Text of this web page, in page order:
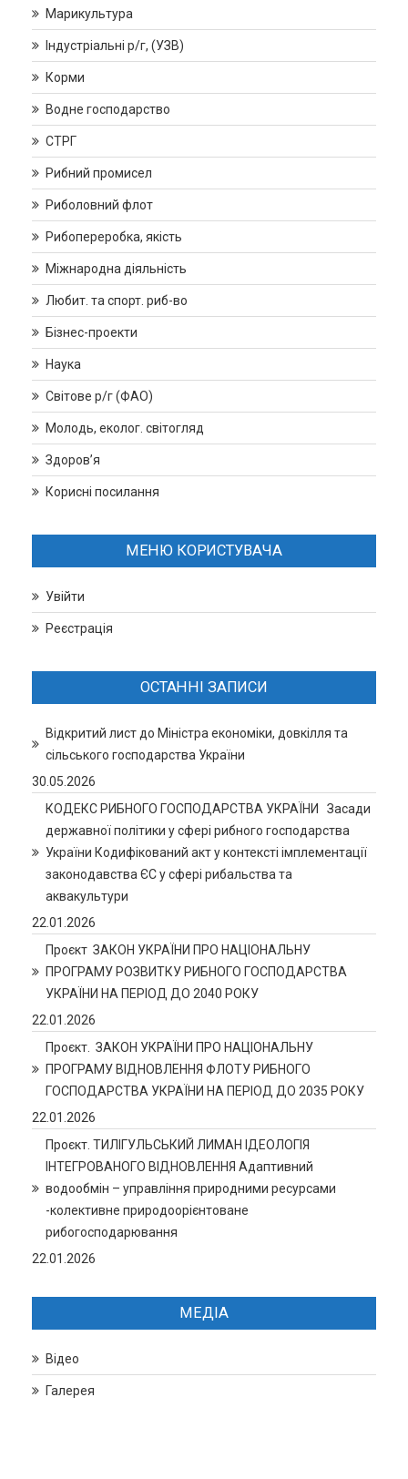
Марикультура
Індустріальні р/г, (УЗВ)
Корми
Водне господарство
СТРГ
Рибний промисел
Риболовний флот
Рибопереробка, якість
Міжнародна діяльність
Любит. та спорт. риб-во
Бізнес-проекти
Наука
Світове р/г (ФАО)
Молодь, еколог. світогляд
Здоров’я
Корисні посилання
МЕНЮ КОРИСТУВАЧА
Увійти
Реєстрація
ОСТАННІ ЗАПИСИ
Відкритий лист до Міністра економіки, довкілля та
сільського господарства України
30.05.2026
КОДЕКС РИБНОГО ГОСПОДАРСТВА УКРАЇНИ Засади
державної політики у сфері рибного господарства
України Кодифікований акт у контексті імплементації
законодавства ЄС у сфері рибальства та
аквакультури
22.01.2026
Проєкт ЗАКОН УКРАЇНИ ПРО НАЦІОНАЛЬНУ
ПРОГРАМУ РОЗВИТКУ РИБНОГО ГОСПОДАРСТВА
УКРАЇНИ НА ПЕРІОД ДО 2040 РОКУ
22.01.2026
Проєкт. ЗАКОН УКРАЇНИ ПРО НАЦІОНАЛЬНУ
ПРОГРАМУ ВІДНОВЛЕННЯ ФЛОТУ РИБНОГО
ГОСПОДАРСТВА УКРАЇНИ НА ПЕРІОД ДО 2035 РОКУ
22.01.2026
Проєкт. ТИЛІГУЛЬСЬКИЙ ЛИМАН ІДЕОЛОГІЯ
ІНТЕГРОВАНОГО ВІДНОВЛЕННЯ Адаптивний
водообмін – управління природними ресурсами
-колективне природоорієнтоване
рибогосподарювання
22.01.2026
МЕДІА
Відео
Галерея